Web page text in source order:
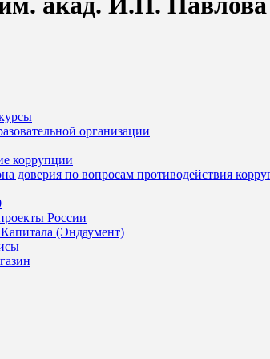
организации
коррупции
доверия по вопросам противодействия
России
(Эндаумент)